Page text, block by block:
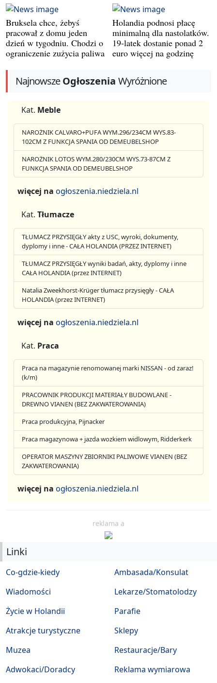
Bruksela chce, żebyś
pracował z domu jeden
dzień w tygodniu. Chodzi o
ograniczenie zużycia paliwa
Holandia podnosi płacę
minimalną dla nastolatków.
19-latek dostanie ponad 2
euro więcej na godzinę
NajnowszeOgłoszenia Wyróżnione
Kat. Meble
NAROŻNIK CALVARO+PUFA WYM.296/234CM WYS.83-
102CM Z FUNKCJA SPANIA OD DEMEUBELSHOP
NAROŻNIK LOTOS WYM.280/230CM WYS.73-87CM Z
FUNKCJA SPANIA OD DEMEUBELSHOP
więcej na ogłoszenia.niedziela.nl
Kat. Tłumacze
TŁUMACZ PRZYSIĘGŁY akty z USC, wyroki, dokumenty,
dyplomy i inne - CAŁA HOLANDIA (PRZEZ INTERNET)
TŁUMACZ PRZYSIĘGŁY wyniki badań, akty, dyplomy i inne
CAŁA HOLANDIA (przez INTERNET)
Natalia Zweekhorst-Krüger tłumacz przysięgły - CAŁA
HOLANDIA (przez INTERNET)
więcej na ogłoszenia.niedziela.nl
Kat. Praca
Praca na magazynie renomowanej marki NISSAN - od zaraz!
(k/m)
PRACOWNIK PRODUKCJI MATERIAŁY BUDOWLANE -
DREWNO VIANEN (BEZ ZAKWATEROWANIA)
Praca produkcyjna, Pijnacker
Praca magazynowa + jazda wozkiem widlowym, Ridderkerk
OPERATOR MASZYNY ZBIORNIKI PALIWOWE VIANEN (BEZ
ZAKWATEROWANIA)
więcej na ogłoszenia.niedziela.nl
reklama a
Linki
Co-gdzie-kiedy
Wiadomości
Życie w Holandii
Atrakcje turystyczne
Muzea
Ambasada/Konsulat
Lekarze/Stomatolodzy
Parafie
Sklepy
Restauracje/Bary
Adwokaci/Doradcy
Reklama wymiarowa